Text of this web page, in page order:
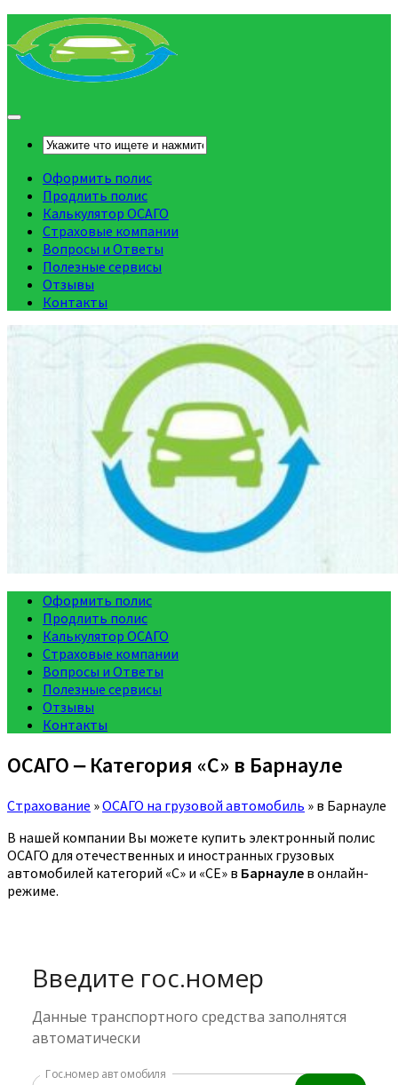
Оформить полис
Продлить полис
Калькулятор ОСАГО
Страховые компании
Вопросы и Ответы
Полезные сервисы
Отзывы
Контакты
Оформить полис
Продлить полис
Калькулятор ОСАГО
Страховые компании
Вопросы и Ответы
Полезные сервисы
Отзывы
Контакты
ОСАГО ‒ Категория «C» в Барнауле
Страхование »ОСАГО на грузовой автомобиль » в Барнауле
В нашей компании Вы можете купить электронный полис
ОСАГО для отечественных и иностранных грузовых
автомобилей категорий «C» и «CE» в Барнауле в онлайн-
режиме.